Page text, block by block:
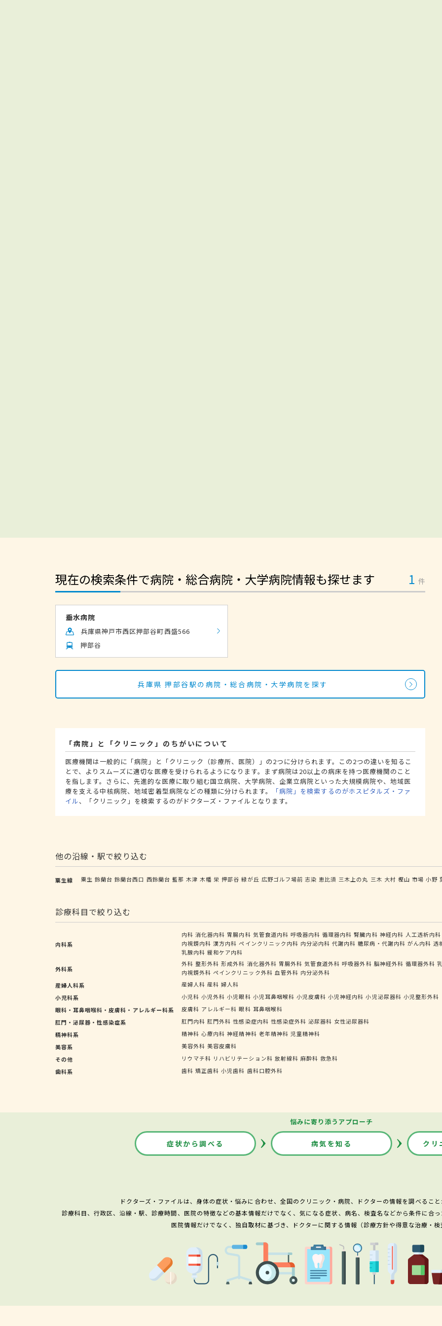
現在の検索条件で病院・総合病院・大学病院情報も探せます 1 件
垂水病院
兵庫県神戸市西区押部谷町西盛566
押部谷
兵庫県 押部谷駅の病院・総合病院・大学病院を探す
「病院」と「クリニック」のちがいについて
医療機関は一般的に「病院」と「クリニック（診療所、医院）」の2つに分けられます。この2つの違いを知るこ
とで、よりスムーズに適切な医療を受けられるようになります。まず病院は20以上の病床を持つ医療機関のこと
を指します。さらに、先進的な医療に取り組む国立病院、大学病院、企業立病院といった大規模病院や、地域医
療を支える中核病院、地域密着型病院などの種類に分けられます。
「病院」を検索するのがホスピタルズ・ファ
イル、「クリニック」を検索するのがドクターズ・ファイルとなります。
他の沿線・駅で絞り込む
粟生線 粟生 鈴蘭台 鈴蘭台西口 西鈴蘭台 藍那 木津 木幡 栄 押部谷 緑が丘 広野ゴルフ場前 志染 恵比須 三木上の丸 三木 大村 樫山 市場 小野
診療科目で絞り込む
内科系
内科 消化器内科 胃腸内科 気管食道内科 呼吸器内科 循環器内科 腎臓内科 神経内科 人工透析内科
内視鏡内科 漢方内科 ペインクリニック内科 内分泌内科 代謝内科 糖尿病・代謝内科 がん内科 透
乳腺内科 緩和ケア内科
外科系
外科 整形外科 形成外科 消化器外科 胃腸外科 気管食道外科 呼吸器外科 脳神経外科 循環器外科
内視鏡外科 ペインクリニック外科 血管外科 内分泌外科
産婦人科系
産婦人科 産科 婦人科
小児科系
小児科 小児外科 小児眼科 小児耳鼻咽喉科 小児皮膚科 小児神経内科 小児泌尿器科 小児整形外科
眼科・耳鼻咽喉科・皮膚科・アレルギー科系
皮膚科 アレルギー科 眼科 耳鼻咽喉科
肛門・泌尿器・性感染症系
肛門内科 肛門外科 性感染症内科 性感染症外科 泌尿器科 女性泌尿器科
精神科系
精神科 心療内科 神経精神科 老年精神科 児童精神科
美容系
美容外科 美容皮膚科
その他
リウマチ科 リハビリテーション科 放射線科 麻酔科 救急科
歯科系
歯科 矯正歯科 小児歯科 歯科口腔外科
悩みに寄り添うアプローチ
症状から調べる 病気を知る クリ
ドクターズ・ファイルは、身体の症状・悩みに合わせ、全国のクリニック・病院、ドクターの情報を調べるこ
診療科目、行政区、沿線・駅、診療時間、医院の特徴などの基本情報だけでなく、気になる症状、病名、検査名などから条件に合
医院情報だけでなく、独自取材に基づき、ドクターに関する情報（診療方針や得意な治療・